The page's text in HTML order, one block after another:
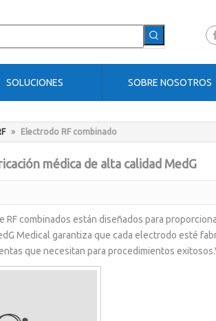
SOLUCIONES SOBRE NOSOTROS
» Electrodo RF combinado
médica de alta calidad MedG
RF combinados están diseñados para
Medical garantiza que cada electrodo esté
que necesitan para procedimientos